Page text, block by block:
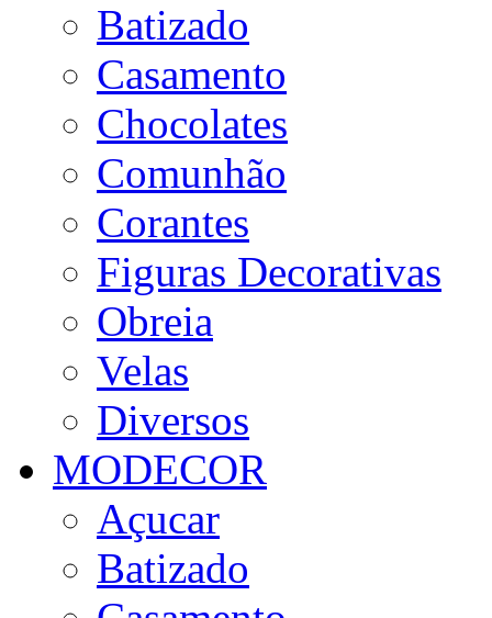
Batizado
Casamento
Chocolates
Comunhão
Corantes
Figuras Decorativas
Obreia
Velas
Diversos
MODECOR
Açucar
Batizado